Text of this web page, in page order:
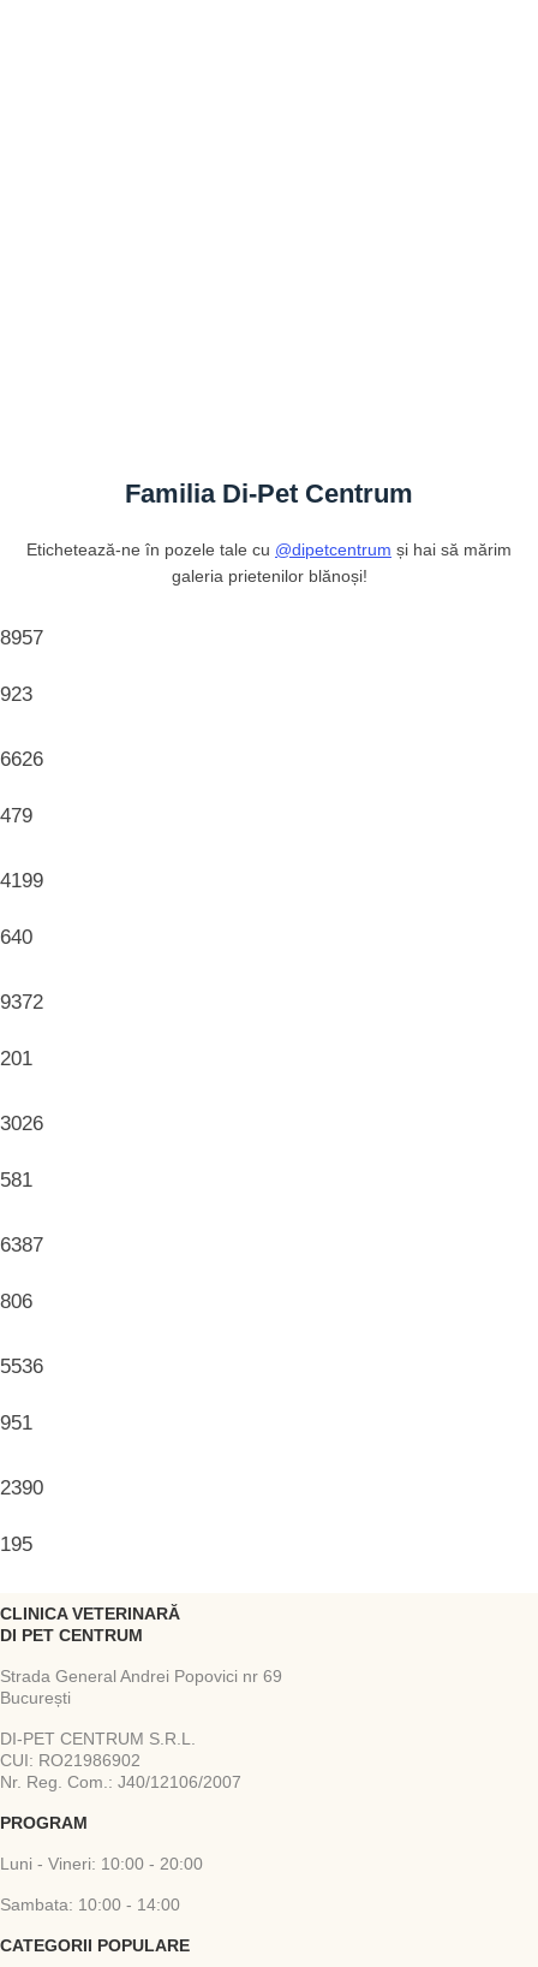
Familia Di-Pet Centrum
Etichetează-ne în pozele tale cu @dipetcentrum și hai să mărim
galeria prietenilor blănoși!
8957
923
6626
479
4199
640
9372
201
3026
581
6387
806
5536
951
2390
195
CLINICA VETERINARĂ
DI PET CENTRUM
Strada General Andrei Popovici nr 69
București
DI-PET CENTRUM S.R.L.
CUI: RO21986902
Nr. Reg. Com.: J40/12106/2007
PROGRAM
Luni - Vineri: 10:00 - 20:00
Sambata: 10:00 - 14:00
CATEGORII POPULARE